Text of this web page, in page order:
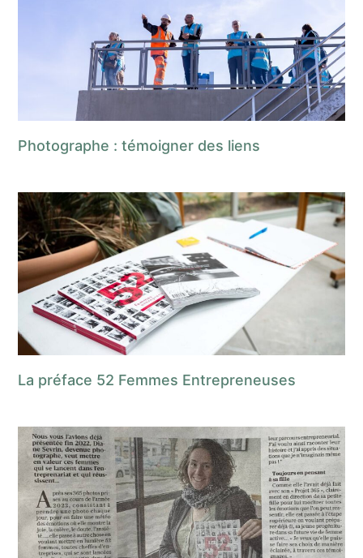
Photographe : témoigner des liens
La préface 52 Femmes Entrepreneuses